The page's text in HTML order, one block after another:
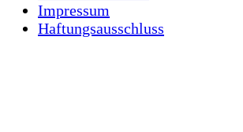
Impressum
Haftungsausschluss